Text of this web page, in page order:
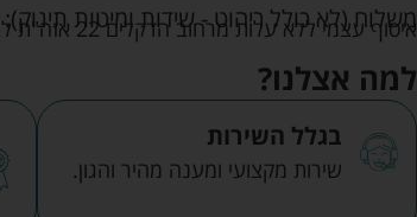
משלוח (לא כולל ריהוט - שידות ומיטות תינוק):
איסוף עצמי ללא עלות מרחוב הדקלים 22 אזה"ת לב הארץ ראש העין
למה אצלנו?
בגלל השירות
שירות מקצועי ומענה מהיר והגון.